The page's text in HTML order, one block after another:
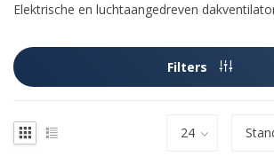
Elektrische en luchtaangedreven
Filters